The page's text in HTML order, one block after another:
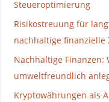
Steueroptimierung
Risikostreuung für
nachhaltige finanzielle
Nachhaltige Finanzen:
umweltfreundlich
Kryptowährungen als